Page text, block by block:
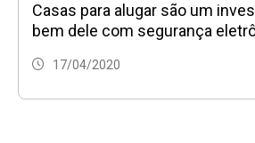
Casas para alugar são um
bem dele com segurança
17/04/2020